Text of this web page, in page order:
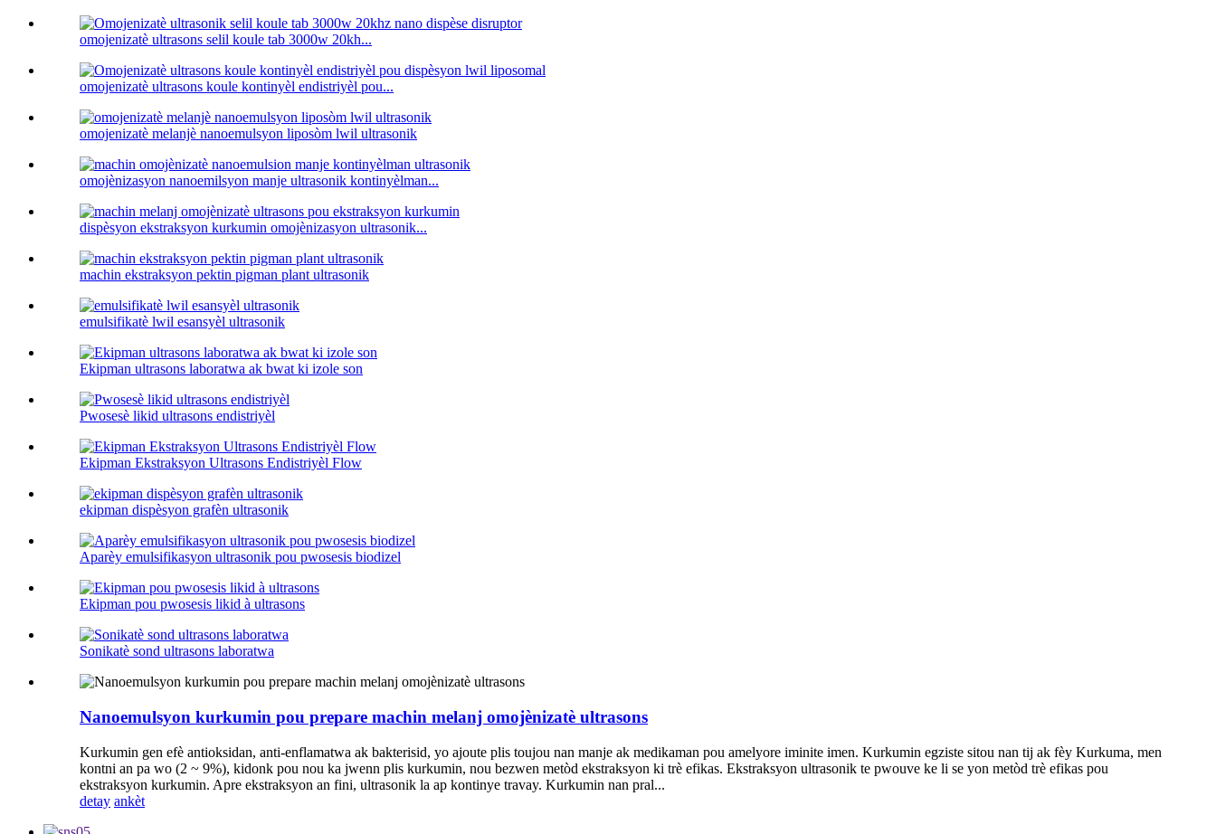
omojenizatè ultrasons selil koule tab 3000w 20kh...
omojenizatè ultrasons koule kontinyèl endistriyèl pou...
omojenizatè melanjè nanoemulsyon liposòm lwil ultrasonik
omojènizasyon nanoemilsyon manje ultrasonik kontinyèlman...
dispèsyon ekstraksyon kurkumin omojènizasyon ultrasonik...
machin ekstraksyon pektin pigman plant ultrasonik
emulsifikatè lwil esansyèl ultrasonik
Ekipman ultrasons laboratwa ak bwat ki izole son
Pwosesè likid ultrasons endistriyèl
Ekipman Ekstraksyon Ultrasons Endistriyèl Flow
ekipman dispèsyon grafèn ultrasonik
Aparèy emulsifikasyon ultrasonik pou pwosesis biodizel
Ekipman pou pwosesis likid à ultrasons
Sonikatè sond ultrasons laboratwa
Nanoemulsyon kurkumin pou prepare machin melanj omojènizatè ultrasons
Kurkumin gen efè antioksidan, anti-enflamatwa ak bakterisid, yo ajoute plis toujou nan manje ak medikaman pou amelyore iminite imen. Kurkumin egziste sitou nan tij ak fèy Kurkuma, men
kontni an pa wo (2 ~ 9%), kidonk pou nou ka jwenn plis kurkumin, nou bezwen metòd ekstraksyon ki trè efikas. Ekstraksyon ultrasonik te pwouve ke li se yon metòd trè efikas pou
ekstraksyon kurkumin. Apre ekstraksyon an fini, ultrasonik la ap kontinye travay. Kurkumin nan pral...
detay ankèt